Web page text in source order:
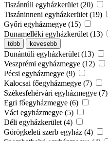
Tiszántúli egyházkerület (20)
Tiszáninneni egyházkerület (19)
Győri egyházmegye (15)
Dunamelléki egyházkerület (13)
több kevesebb
Dunántúli egyházkerület (13)
Veszprémi egyházmegye (12)
Pécsi egyházmegye (9)
Kalocsai főegyházmegye (7)
Székesfehérvári egyházmegye (7)
Egri főegyházmegye (6)
Váci egyházmegye (5)
Déli egyházkerület (4)
Görögkeleti szerb egyház (4)